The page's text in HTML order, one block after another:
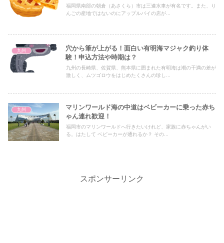
福岡県南部の朝倉（あさくら）市は三連水車が有名です。また、り
んごの産地ではないのにアップルパイの店が...
九州
穴から筆が上がる！面白い有明海マジャク釣り体
験！申込方法や時期は？
九州の長崎県、佐賀県、熊本県に囲まれた有明海は潮の干満の差が
激しく、ムツゴロウをはじめたくさんの珍し...
九州
マリンワールド海の中道はベビーカーに乗った赤ち
ゃん連れ歓迎！
福岡市のマリンワールドへ行きたいけれど、家族に赤ちゃんがい
る。はたして ベビーカーが通れるか？ その...
スポンサーリンク